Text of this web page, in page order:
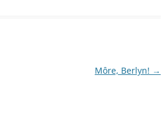
Môre, Berlyn! →